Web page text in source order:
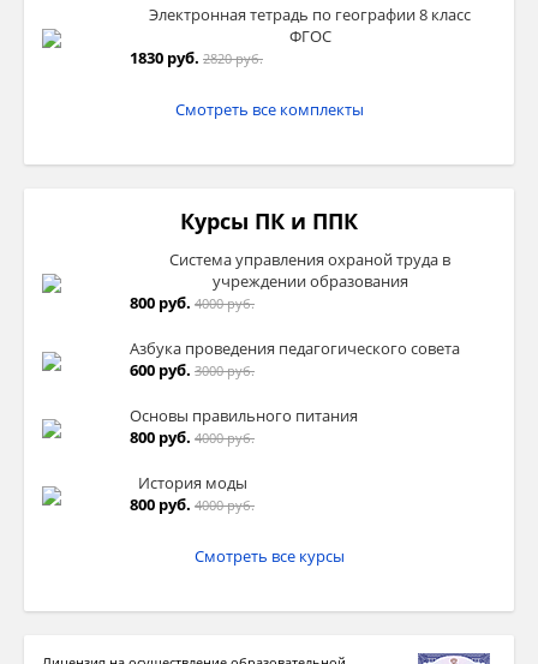
Электронная тетрадь по географии 8 класс
ФГОС
1830 руб. 2820 руб.
Смотреть все комплекты
Курсы ПК и ППК
Система управления охраной труда в
учреждении образования
800 руб. 4000 руб.
Азбука проведения педагогического совета
600 руб. 3000 руб.
Основы правильного питания
800 руб. 4000 руб.
История моды
800 руб. 4000 руб.
Смотреть все курсы